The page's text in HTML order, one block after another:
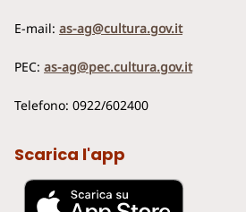
E-mail: as-ag@cultura.gov.it
PEC: as-ag@pec.cultura.gov.it
Telefono: 0922/602400
Scarica l'app